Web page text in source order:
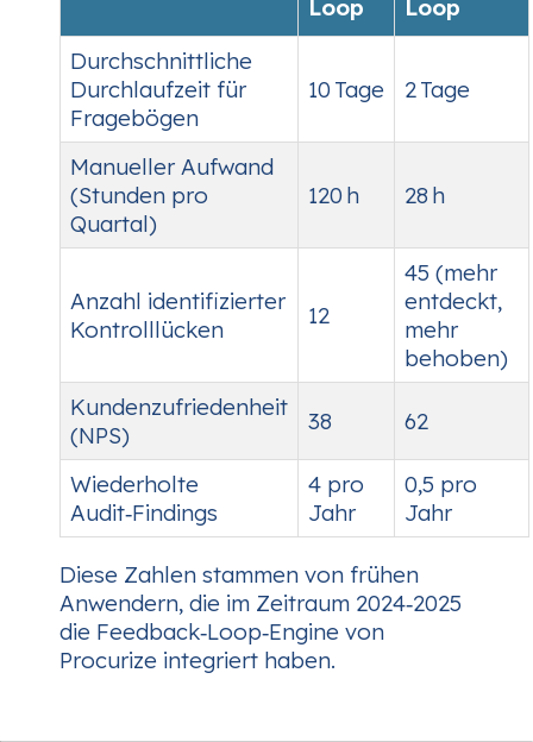
Loop
Loop
Durchschnittliche
Durchlaufzeit für
Fragebögen
10 Tage 2 Tage
Manueller Aufwand
(Stunden pro
Quartal)
120 h 28 h
Anzahl identifizierter
Kontrolllücken
12
45 (mehr
entdeckt,
mehr
behoben)
Kundenzufriedenheit
(NPS)
38 62
Wiederholte
Audit‑Findings
4 pro
Jahr
0,5 pro
Jahr
Diese Zahlen stammen von frühen
Anwendern, die im Zeitraum 2024‑2025
die Feedback‑Loop‑Engine von
Procurize integriert haben.